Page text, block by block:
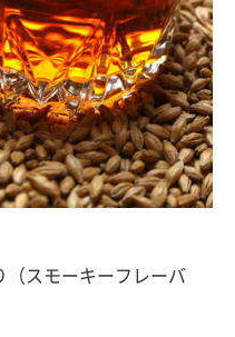
（スモーキーフレーバ